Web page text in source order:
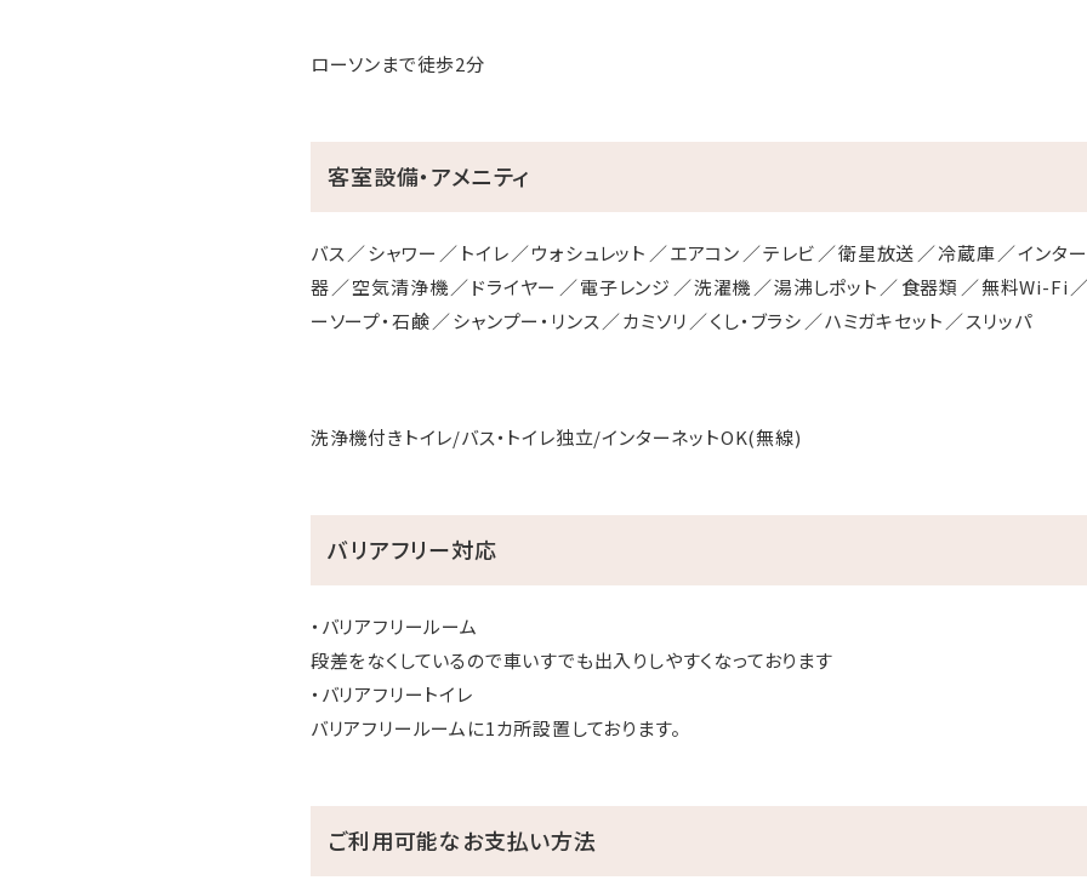
ローソンまで徒歩2分
客室設備・アメニティ
バス シャワー トイレ ウォシュレット エアコン テレビ 衛星放送 冷蔵庫 インタ
器
空気清浄機 ドライヤー 電子レンジ 洗濯機 湯沸しポット 食器類 無料Wi-Fi
ーソープ・石鹸
シャンプー・リンス カミソリ くし・ブラシ ハミガキセット スリッパ
洗浄機付きトイレ/バス・トイレ独立/インターネットOK(無線)
バリアフリー対応
・バリアフリールーム
段差をなくしているので車いすでも出入りしやすくなっております
・バリアフリートイレ
バリアフリールームに1カ所設置しております。
ご利用可能なお支払い方法